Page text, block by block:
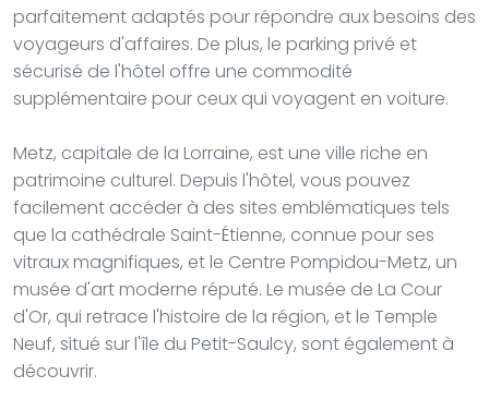
parfaitement adaptés pour répondre aux besoins des
voyageurs d'affaires. De plus, le parking privé et
sécurisé de l'hôtel offre une commodité
supplémentaire pour ceux qui voyagent en voiture.
Metz, capitale de la Lorraine, est une ville riche en
patrimoine culturel. Depuis l'hôtel, vous pouvez
facilement accéder à des sites emblématiques tels
que la cathédrale Saint-Étienne, connue pour ses
vitraux magnifiques, et le Centre Pompidou-Metz, un
musée d'art moderne réputé. Le musée de La Cour
d'Or, qui retrace l'histoire de la région, et le Temple
Neuf, situé sur l'île du Petit-Saulcy, sont également à
découvrir.